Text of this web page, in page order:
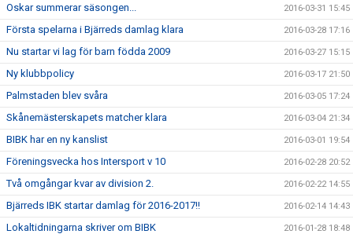
Oskar summerar säsongen... 2016-03-31 15:45
Första spelarna i Bjärreds damlag klara 2016-03-28 17:16
Nu startar vi lag för barn födda 2009 2016-03-27 15:15
Ny klubbpolicy 2016-03-17 21:50
Palmstaden blev svåra 2016-03-05 17:24
Skånemästerskapets matcher klara 2016-03-04 21:34
BIBK har en ny kanslist 2016-03-01 19:54
Föreningsvecka hos Intersport v 10 2016-02-28 20:52
Två omgångar kvar av division 2. 2016-02-22 14:55
Bjärreds IBK startar damlag för 2016-2017!! 2016-02-14 14:43
Lokaltidningarna skriver om BIBK 2016-01-28 18:48